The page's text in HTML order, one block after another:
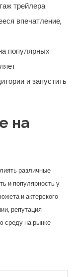
трейлера
впечатление,
популярных
и запустить
на
различные
и популярность у
и актерского
репутация
среду на рынке